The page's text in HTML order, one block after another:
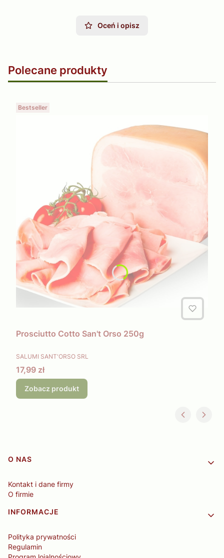
Oceń i opisz
Polecane produkty
Bestseller
Prosciutto Cotto San't Orso 250g
PRODUCENT
SALUMI SANT'ORSO SRL
Cena
17,99 zł
Zobacz produkt
Linki w stopce
O NAS
Kontakt i dane firmy
O firmie
INFORMACJE
Polityka prywatności
Regulamin